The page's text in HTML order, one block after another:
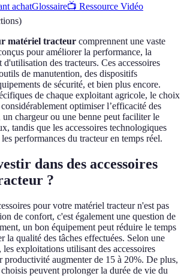
achatGlossaire📺 Ressource Vidéo
)
matériel tracteur comprennent une vaste
pour améliorer la performance, la
des tracteurs. Ces accessoires
de manutention, des dispositifs
de sécurité, et bien plus encore.
de chaque exploitant agricole, le choix
optimiser l’efficacité des
un chargeur ou une benne peut faciliter le
tandis que les accessoires technologiques
performances du tracteur en temps réel.
dans des accessoires
?
pour votre matériel tracteur n'est pas
de confort, c'est également une question de
un bon équipement peut réduire le temps
la qualité des tâches effectuées. Selon une
, les exploitations utilisant des accessoires
productivité augmenter de 15 à 20%. De plus,
choisis peuvent prolonger la durée de vie du